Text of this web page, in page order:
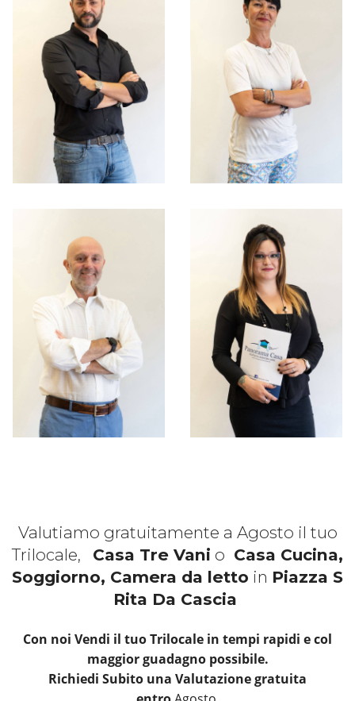
Valutiamo gratuitamente a Agosto il tuo
Trilocale, Casa Tre Vani o Casa Cucina,
Soggiorno, Camera da letto in Piazza S
Rita Da Cascia
Con noi Vendi il tuo Trilocale in tempi rapidi e col
maggior guadagno possibile.
Richiedi Subito una Valutazione gratuita